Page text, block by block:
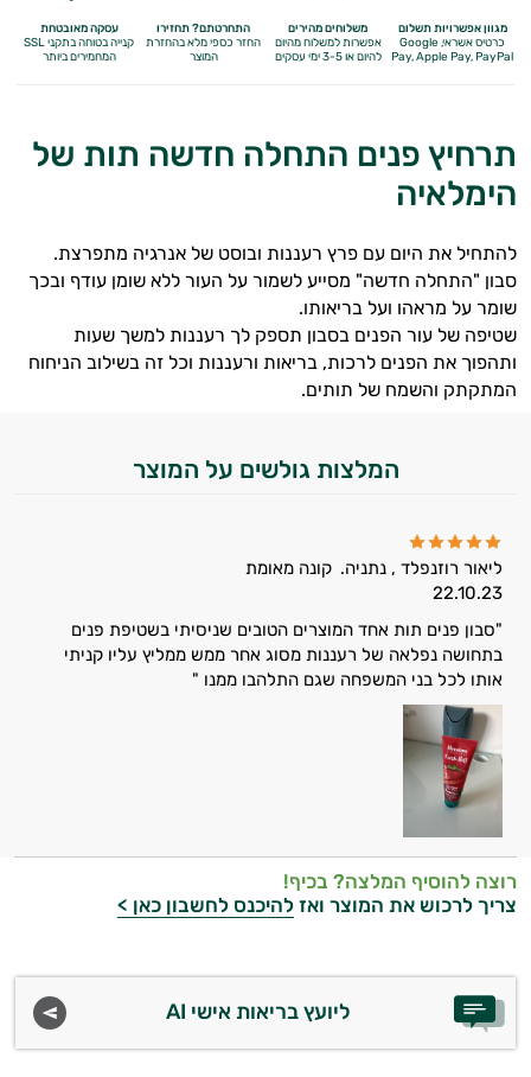
מגוון אפשרויות תשלום
כרטיס אשראי, Google
Pay,Apple Pay, PayPal
משלוחים מהירים
אפשרות למשלוח מהיום
להיום או 3-5 ימי עסקים
התחרטתם? תחזירו
החזר כספי מלאבהחזרת
המוצר
עסקה מאובטחת
קנייה בטוחה בתקני SSL
המחמירים ביותר
תרחיץ פנים התחלה חדשה תות של
הימלאיה
להתחיל את היום עם פרץ רעננות ובוסט של אנרגיה מתפרצת.
סבון "התחלה חדשה" מסייע לשמור על העור ללא שומן עודף ובכך
שומר על מראהו ועל בריאותו.
שטיפה של עור הפנים בסבון תספק לך רעננות למשך שעות
ותהפוך את הפנים לרכות, בריאות ורעננות וכל זה בשילוב הניחוח
המתקתק והשמח של תותים.
המלצות גולשים על המוצר
ליאור רוזנפלד , נתניה. קונה מאומת
22.10.23
"סבון פנים תות אחד המוצרים הטובים שניסיתי בשטיפת פנים
בתחושה נפלאה של רעננות מסוג אחר ממש ממליץ עליו קניתי
אותו לכל בני המשפחה שגם התלהבו ממנו "
רוצה להוסיף המלצה? בכיף!
צריך לרכוש את המוצר ואז להיכנס לחשבון כאן >
ליועץ בריאות אישי AI